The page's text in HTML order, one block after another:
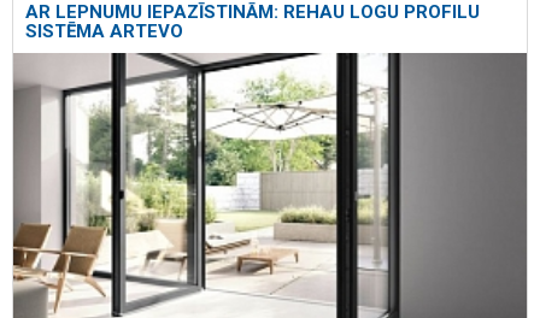
AR LEPNUMU IEPAZĪSTINĀM: REHAU LOGU PROFILU
SISTĒMA ARTEVO